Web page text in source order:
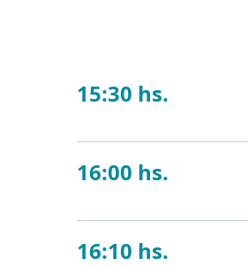
15:30 hs.
16:00 hs.
16:10 hs.